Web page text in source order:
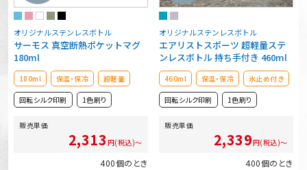
オリジナルステンレスボトル
サーモス 真空断熱ポケットマグ
180ml
180ml 保温・保冷 超軽量
回転シルク印刷 1色刷り
販売単価
2,313 円(税込)～
400個のとき
オリジナルステンレスボトル
エアリストスポーツ 超軽量ステ
ンレスボトル 持ち手付き 460ml
460ml 保温・保冷 氷止め付き
回転シルク印刷 1色刷り
販売単価
2,339円(税込)～
400個のとき